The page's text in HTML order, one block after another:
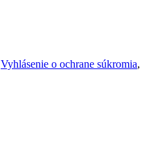
Vyhlásenie o ochrane súkromia,